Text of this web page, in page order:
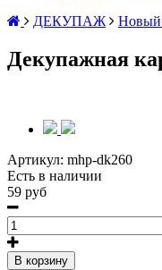
ДЕКУПАЖ
Новый
Декупажная
Артикул: mhp-dk260
Есть в наличии
59 руб
В корзину